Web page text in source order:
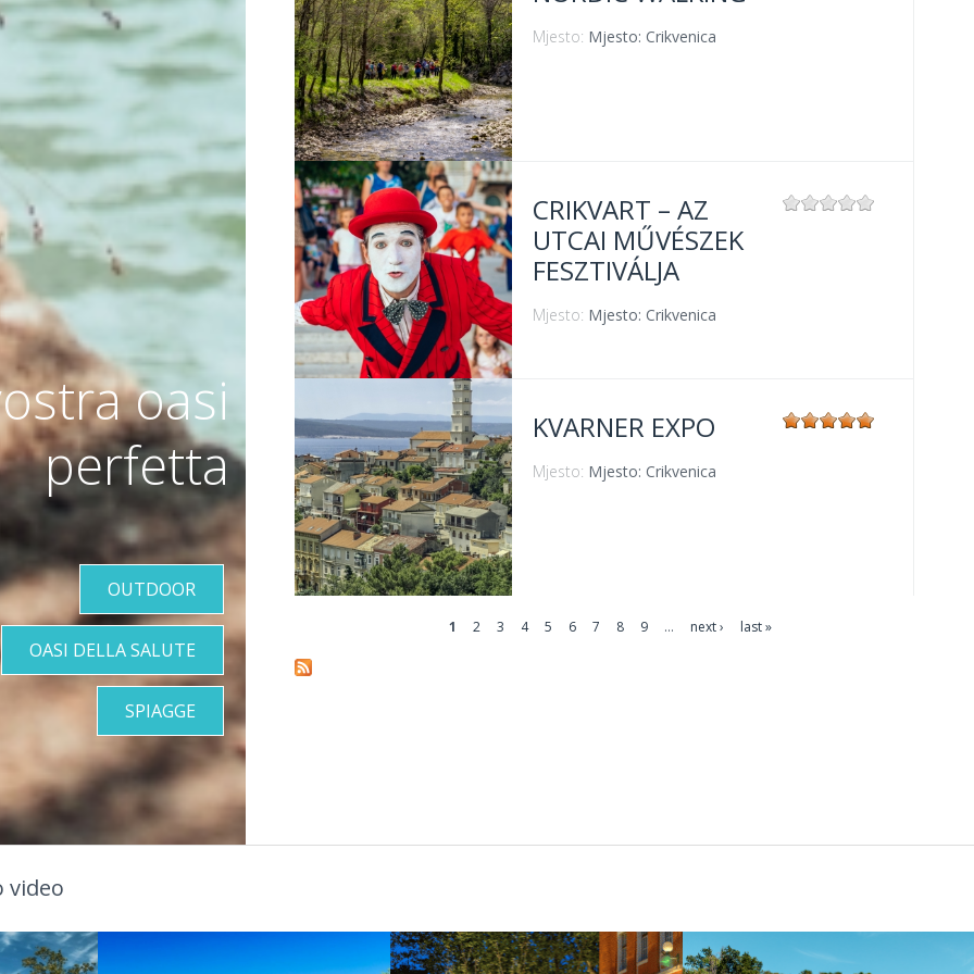
VIŠE INFORMACIJA
Mjesto: Mjesto: Crikvenica
VIŠE INFORMACIJA
CRIKVART – AZ
UTCAI MŰVÉSZEK
FESZTIVÁLJA
Mjesto: Mjesto: Crikvenica
VIŠE INFORMACIJA
KVARNER EXPO
Mjesto: Mjesto: Crikvenica
1 2 3 4 5 6 7 8 9 … next › last »
oasi
perfetta
OUTDOOR
OASI DELLA SALUTE
SPIAGGE
video